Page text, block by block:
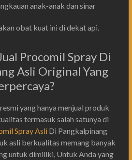
anak-anak dan sinar
obat kuat ini di dekat api.
Procomil Spray Di
Asli Original Yang
yang hanya menjual produk
termasuk salah satunya di
Spray AsliDi Pangkalpinang
asli berkualitas memang banyak
untuk dimiliki, Untuk Anda yang